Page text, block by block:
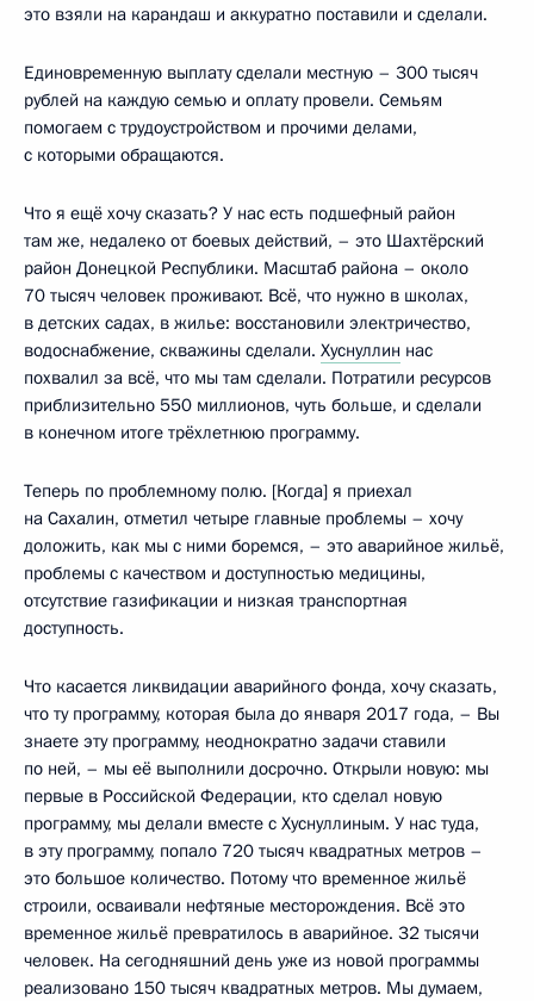
это взяли на карандаш и аккуратно поставили и сделали.
Единовременную выплату сделали местную – 300 тысяч
рублей на каждую семью и оплату провели. Семьям
помогаем с трудоустройством и прочими делами,
с которыми обращаются.
Что я ещё хочу сказать? У нас есть подшефный район
там же, недалеко от боевых действий, – это Шахтёрский
район Донецкой Республики. Масштаб района – около
70 тысяч человек проживают. Всё, что нужно в школах,
в детских садах, в жилье: восстановили электричество,
водоснабжение, скважины сделали. Хуснуллин нас
похвалил за всё, что мы там сделали. Потратили ресурсов
приблизительно 550 миллионов, чуть больше, и сделали
в конечном итоге трёхлетнюю программу.
Теперь по проблемному полю. [Когда] я приехал
на Сахалин, отметил четыре главные проблемы – хочу
доложить, как мы с ними боремся, – это аварийное жильё,
проблемы с качеством и доступностью медицины,
отсутствие газификации и низкая транспортная
доступность.
Что касается ликвидации аварийного фонда, хочу сказать,
что ту программу, которая была до января 2017 года, – Вы
знаете эту программу, неоднократно задачи ставили
по ней, – мы её выполнили досрочно. Открыли новую: мы
первые в Российской Федерации, кто сделал новую
программу, мы делали вместе с Хуснуллиным. У нас туда,
в эту программу, попало 720 тысяч квадратных метров –
это большое количество. Потому что временное жильё
строили, осваивали нефтяные месторождения. Всё это
временное жильё превратилось в аварийное. 32 тысячи
человек. На сегодняшний день уже из новой программы
реализовано 150 тысяч квадратных метров. Мы думаем,